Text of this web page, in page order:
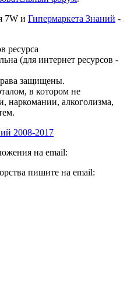
7W и Гипермаркета Знаний -
ресурса
(для интернет ресурсов -
защищены.
в котором не
наркомании, алкоголизма,
2008-2017
на email:
пишите на email: